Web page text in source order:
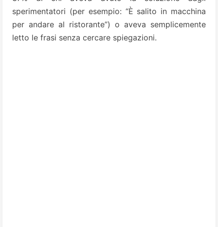
sperimentatori (per esempio: “È salito in macchina
per andare al ristorante”) o aveva semplicemente
letto le frasi senza cercare spiegazioni.